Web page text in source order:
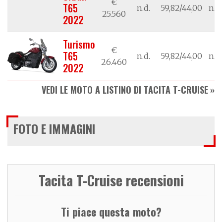
T65
2022
25.560
n.d. 59,82/44,00
Turismo
T65
2022
€
26.460
n.d. 59,82/44,00
VEDI LE MOTO A LISTINO DI TACITA T-CRUISE
FOTO E IMMAGINI
Tacita T-Cruise recensioni
Ti piace questa moto?